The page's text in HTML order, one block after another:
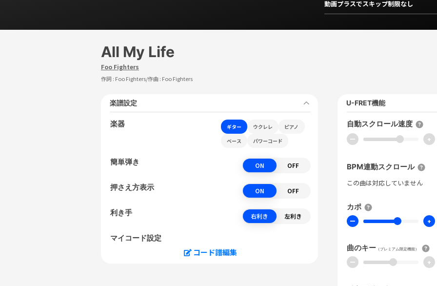
動画プラスでスキップ制限なし
All My Life
Foo Fighters
作詞 : Foo Fighters/作曲 : Foo Fighters
楽譜設定
楽器 ギター ウクレレ
ピアノ
ベース
パワーコード
簡単弾き ON OFF
押さえ方表示 ON OFF
利き手 右利き 左利き
マイコード設定
コード譜編集
U-FRET機能
自動スクロール速度
ー +
BPM連動スクロール
この曲は対応していません
カポ
ー +
曲のキー （プレミアム限定機能）
ー +